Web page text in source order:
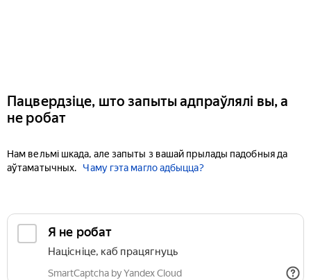
Пацвердзіце, што запыты адпраўлялі вы, а
не робат
Нам вельмі шкада, але запыты з вашай прылады падобныя да
аўтаматычных.
Чаму гэта магло адбыцца?
Я не робат
Націсніце, каб працягнуць
SmartCaptcha by Yandex Cloud